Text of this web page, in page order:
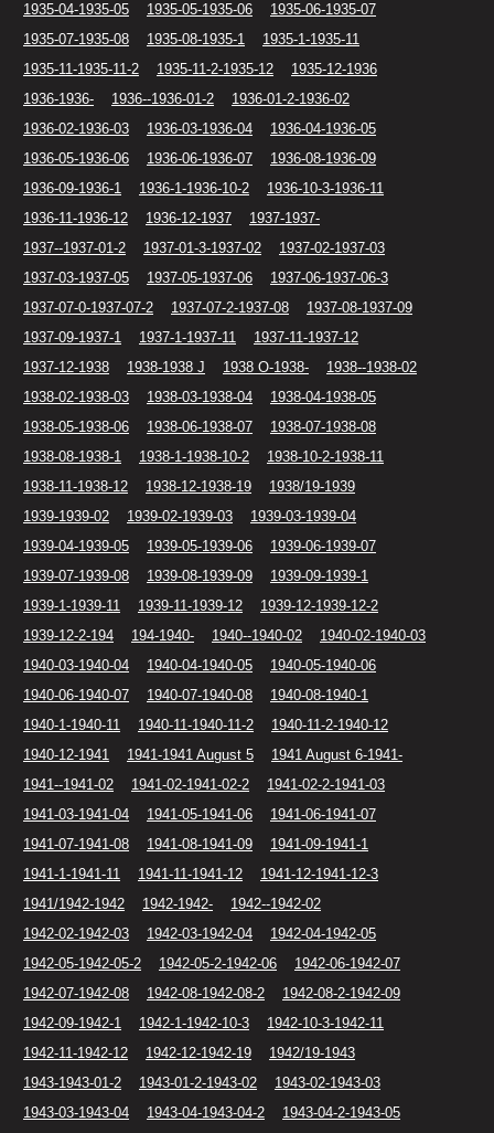
1935-04-1935-05
1935-05-1935-06
1935-06-1935-07
1935-07-1935-08
1935-08-1935-1
1935-1-1935-11
1935-11-1935-11-2
1935-11-2-1935-12
1935-12-1936
1936-1936-
1936--1936-01-2
1936-01-2-1936-02
1936-02-1936-03
1936-03-1936-04
1936-04-1936-05
1936-05-1936-06
1936-06-1936-07
1936-08-1936-09
1936-09-1936-1
1936-1-1936-10-2
1936-10-3-1936-11
1936-11-1936-12
1936-12-1937
1937-1937-
1937--1937-01-2
1937-01-3-1937-02
1937-02-1937-03
1937-03-1937-05
1937-05-1937-06
1937-06-1937-06-3
1937-07-0-1937-07-2
1937-07-2-1937-08
1937-08-1937-09
1937-09-1937-1
1937-1-1937-11
1937-11-1937-12
1937-12-1938
1938-1938 J 1938 O-1938-
1938--1938-02
1938-02-1938-03
1938-03-1938-04
1938-04-1938-05
1938-05-1938-06
1938-06-1938-07
1938-07-1938-08
1938-08-1938-1
1938-1-1938-10-2
1938-10-2-1938-11
1938-11-1938-12
1938-12-1938-19
1938/19-1939
1939-1939-02
1939-02-1939-03
1939-03-1939-04
1939-04-1939-05
1939-05-1939-06
1939-06-1939-07
1939-07-1939-08
1939-08-1939-09
1939-09-1939-1
1939-1-1939-11
1939-11-1939-12
1939-12-1939-12-2
1939-12-2-194
194-1940- 1940--1940-02
1940-02-1940-03
1940-03-1940-04
1940-04-1940-05
1940-05-1940-06
1940-06-1940-07
1940-07-1940-08
1940-08-1940-1
1940-1-1940-11
1940-11-1940-11-2
1940-11-2-1940-12
1940-12-1941
1941-1941 August 5
1941 August 6-1941-
1941--1941-02
1941-02-1941-02-2
1941-02-2-1941-03
1941-03-1941-04
1941-05-1941-06
1941-06-1941-07
1941-07-1941-08
1941-08-1941-09
1941-09-1941-1
1941-1-1941-11
1941-11-1941-12
1941-12-1941-12-3
1941/1942-1942
1942-1942-
1942--1942-02
1942-02-1942-03
1942-03-1942-04
1942-04-1942-05
1942-05-1942-05-2
1942-05-2-1942-06
1942-06-1942-07
1942-07-1942-08
1942-08-1942-08-2
1942-08-2-1942-09
1942-09-1942-1
1942-1-1942-10-3
1942-10-3-1942-11
1942-11-1942-12
1942-12-1942-19
1942/19-1943
1943-1943-01-2
1943-01-2-1943-02
1943-02-1943-03
1943-03-1943-04
1943-04-1943-04-2
1943-04-2-1943-05